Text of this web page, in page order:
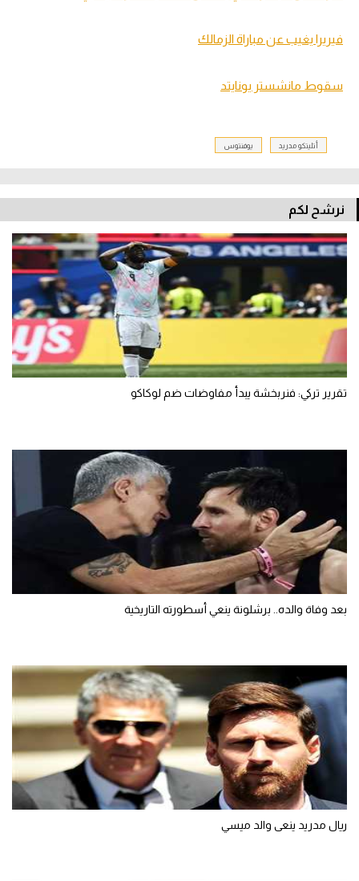
فيريرا يغيب عن مباراة الزمالك
سقوط مانشستر يونايتد
أتليتكو مدريد يوفنتوس
نرشح لكم
تقرير تركي: فنربخشة يبدأ مفاوضات ضم لوكاكو
بعد وفاة والده.. برشلونة ينعي أسطورته التاريخية
ريال مدريد ينعى والد ميسي